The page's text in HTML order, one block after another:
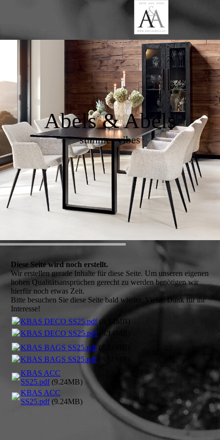
Abels & Abels
summer vibes
Diese Seite wird noch erstellt.
Wir erstellen gerade Inhalte für diese Seite. Um unseren eigenen
hohen Qualitätsansprüchen gerecht zu werden benötigen wir
hierfür noch etwas Zeit.
Bitte besuchen Sie diese Seite bald wieder. Vielen Dank für ihr
Interesse!
KBAS DECO SS25.pdf(8.14MB)
KBAS DECO SS25.pdf(8.14MB)
KBAS BAGS SS25.pdf(8.51MB)
KBAS BAGS SS25.pdf(8.51MB)
KBAS ACC
SS25.pdf(9.24MB)
KBAS ACC
SS25.pdf(9.24MB)